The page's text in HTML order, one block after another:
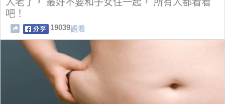
人老了， 最好不要和子女住一起， 所有人都看看
吧！
19039觀看